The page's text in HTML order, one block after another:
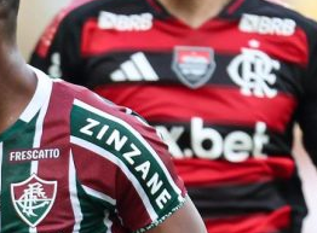
X Fluminense — 22ª rodada do Brasileirão
mudanças, Fluminense anuncia escalação
X Chapecoense — 22ª rodada do Brasileirão